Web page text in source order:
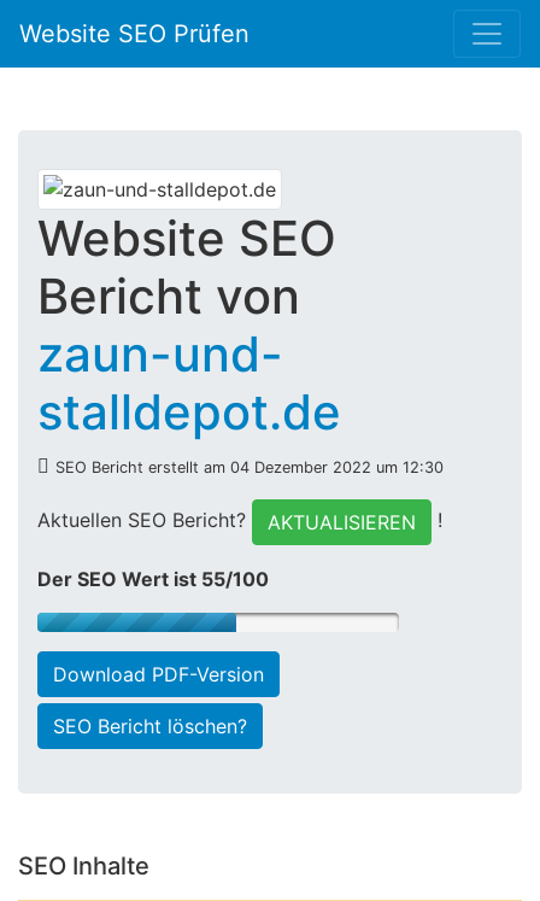
Website SEO Prüfen
Website SEO
Bericht von
zaun-und-
stalldepot.de
SEO Bericht erstellt am 04 Dezember 2022 um 12:30
Aktuellen SEO Bericht? AKTUALISIEREN !
Der SEO Wert ist 55/100
Download PDF-Version
SEO Bericht löschen?
SEO Inhalte